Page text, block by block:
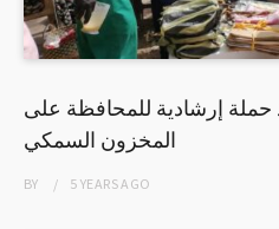
حملة إرشادية للمحافظة على
المخزون السمكي
BY 5 YEARSAGO